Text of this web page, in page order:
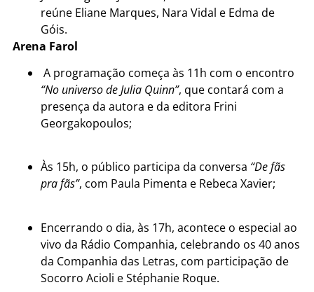
reúne Eliane Marques, Nara Vidal e Edma de
Góis.
Arena Farol
A programação começa às 11h com o encontro
“No universo de Julia Quinn”, que contará com a
presença da autora e da editora Frini
Georgakopoulos;
Às 15h, o público participa da conversa “De fãs
pra fãs”, com Paula Pimenta e Rebeca Xavier;
Encerrando o dia, às 17h, acontece o especial ao
vivo da Rádio Companhia, celebrando os 40 anos
da Companhia das Letras, com participação de
Socorro Acioli e Stéphanie Roque.